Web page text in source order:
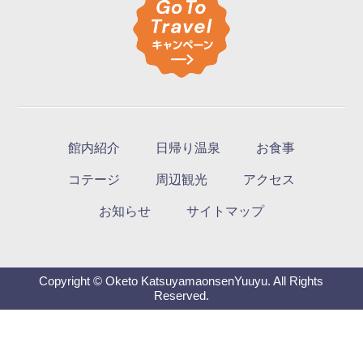
館内紹介 日帰り温泉 お食事
コテージ 周辺観光 アクセス
お知らせ サイトマップ
Copyright © Oketo KatsuyamaonsenYuuyu. All Rights
Reserved.